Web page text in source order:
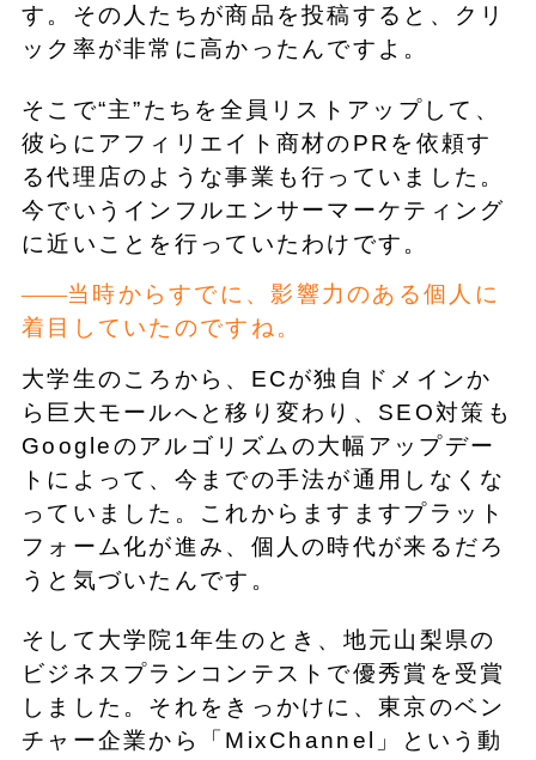
す。その人たちが商品を投稿すると、クリ
ック率が非常に高かったんですよ。
そこで“主”たちを全員リストアップして、
彼らにアフィリエイト商材のPRを依頼す
る代理店のような事業も行っていました。
今でいうインフルエンサーマーケティング
に近いことを行っていたわけです。
当時からすでに、影響力のある個人に
着目していたのですね。
大学生のころから、ECが独自ドメインか
ら巨大モールへと移り変わり、SEO対策も
Googleのアルゴリズムの大幅アップデー
トによって、今までの手法が通用しなくな
っていました。これからますますプラット
フォーム化が進み、個人の時代が来るだろ
うと気づいたんです。
そして大学院1年生のとき、地元山梨県の
ビジネスプランコンテストで優秀賞を受賞
しました。それをきっかけに、東京のベン
チャー企業から「MixChannel」という動